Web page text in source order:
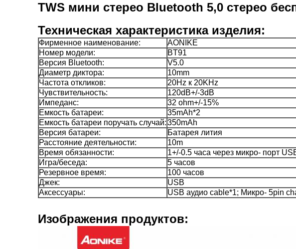
TWS мини стерео Bluetooth 5,0 стерео
Техническая характеристика изделия:
Фирменное наименование:
AONIKE
Номер модели:
BT91
Версия Bluetooth:
V5.0
Диаметр диктора:
10mm
Частота откликов:
20Hz к 20KHz
Чувствительность:
120dB+/-3dB
Импеданс:
32 ohm+/-15%
Емкость батареи:
35mAh*2
Емкость батареи поручать случай:350mAh
Версия батареи:
Батарея лития
Расстояние деятельности:
10m
Время обязанности:
1+/-0.5 часа через микро- порт
Игра/беседа:
5 часов
Резервное время:
100 часов
Джек:
USB
Аксессуары:
USB аудио cable*1; Микро- 5pin
Изображения продуктов: